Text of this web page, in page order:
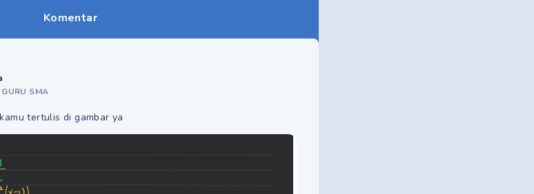
Komentar
GURU SMA
tertulis di gambar ya